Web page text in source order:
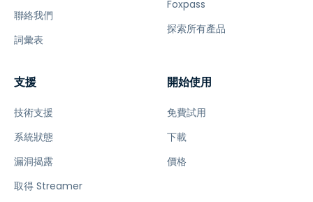
聯絡我們
詞彙表
Foxpass
探索所有產品
支援
技術支援
系統狀態
漏洞揭露
取得 Streamer
開始使用
免費試用
下載
價格